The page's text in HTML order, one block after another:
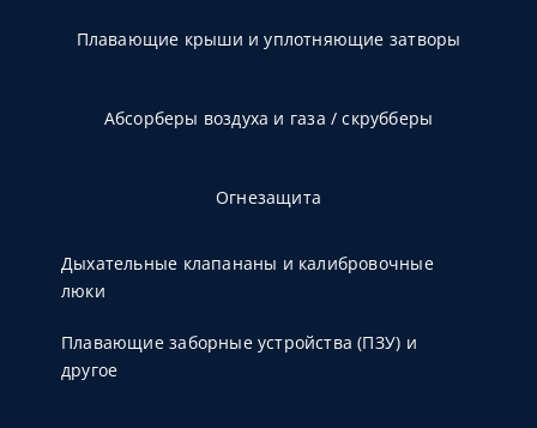
Плавающие крыши и уплотняющие затворы
Абсорберы воздуха и газа / скрубберы
Огнезащита
Дыхательные клапананы и калибровочные
люки
Плавающие заборные устройства (ПЗУ) и
другое